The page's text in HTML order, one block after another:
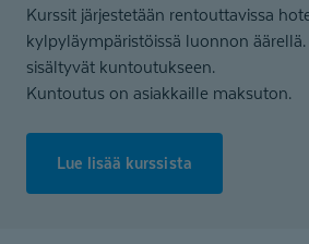
Kurssit järjestetään rentouttavissa
kylpyläympäristöissä luonnon
sisältyvät kuntoutukseen.
Kuntoutus on asiakkaille maksuton.
Lue lisää kurssista